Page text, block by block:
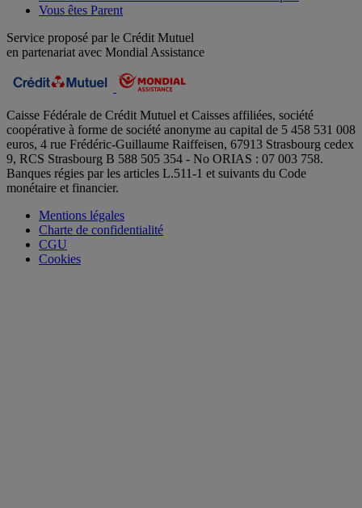
Vous êtes Parent
Service proposé par le Crédit Mutuel
en partenariat avec Mondial Assistance
Caisse Fédérale de Crédit Mutuel et Caisses affiliées, société
coopérative à forme de société anonyme au capital de 5 458 531 008
euros, 4 rue Frédéric-Guillaume Raiffeisen, 67913 Strasbourg cedex
9, RCS Strasbourg B 588 505 354 - No ORIAS : 07 003 758.
Banques régies par les articles L.511-1 et suivants du Code
monétaire et financier.
Mentions légales
Charte de confidentialité
CGU
Cookies